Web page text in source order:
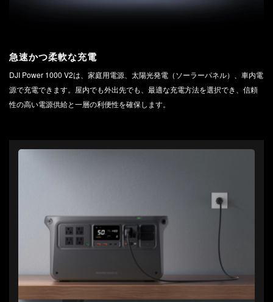
急速かつ柔軟な充電
DJI Power 1000 V2は、家庭用電源、太陽光発電（ソーラーパネル）、車内電
源で充電できます。屋内でも外出先でも、最適な充電方法を選択でき、信頼
性の高い電源供給と一層の利便性を確保します。